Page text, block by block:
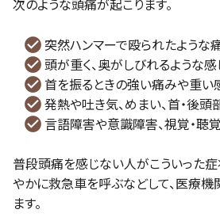
次のような頭痛が起こります。
突然ハンマーで殴られたような
頭が重く、奥がしびれるような感
首を振るときの強い痛みや重い
発熱や吐き気、めまい、首・後頭
言語障害や意識障害、視覚・聴
普段頭痛を感じない人がこういった
やかに救急車を呼ぶなどして、医療機
ます。